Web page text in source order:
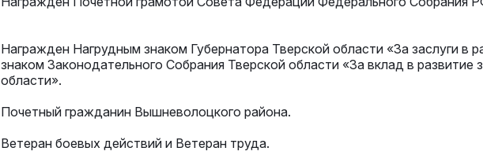
Награжден Нагрудным знаком Губернатора Тверской области «За заслуги в
знаком Законодательного Собрания Тверской области «За вклад в развитие
области».
Почетный гражданин Вышневолоцкого района.
Ветеран боевых действий и Ветеран труда.